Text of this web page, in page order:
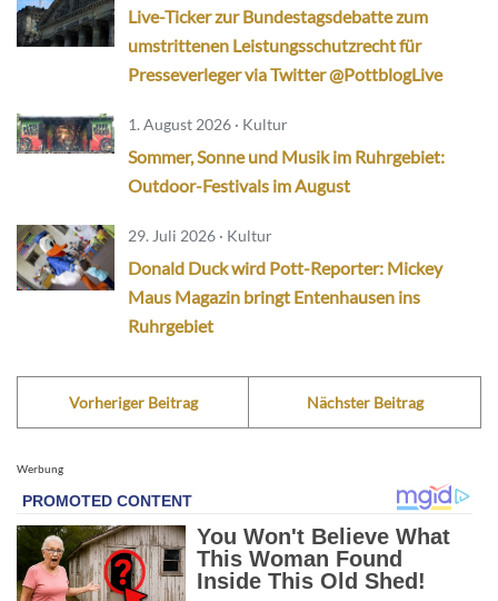
Live-Ticker zur Bundestagsdebatte zum
umstrittenen Leistungsschutzrecht für
Presseverleger via Twitter @PottblogLive
1. August 2026 · Kultur
Sommer, Sonne und Musik im Ruhrgebiet:
Outdoor-Festivals im August
29. Juli 2026 · Kultur
Donald Duck wird Pott-Reporter: Mickey
Maus Magazin bringt Entenhausen ins
Ruhrgebiet
Vorheriger Beitrag Nächster Beitrag
Werbung